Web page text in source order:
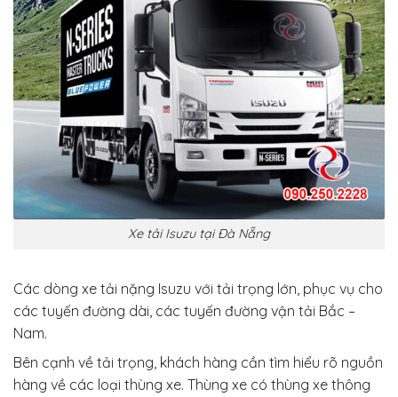
Xe tải Isuzu tại Đà Nẵng
Các dòng xe tải nặng Isuzu với tải trọng lớn, phục vụ cho
các tuyến đường dài, các tuyến đường vận tải Bắc –
Nam.
Bên cạnh về tải trọng, khách hàng cần tìm hiểu rõ nguồn
hàng về các loại thùng xe. Thùng xe có thùng xe thông